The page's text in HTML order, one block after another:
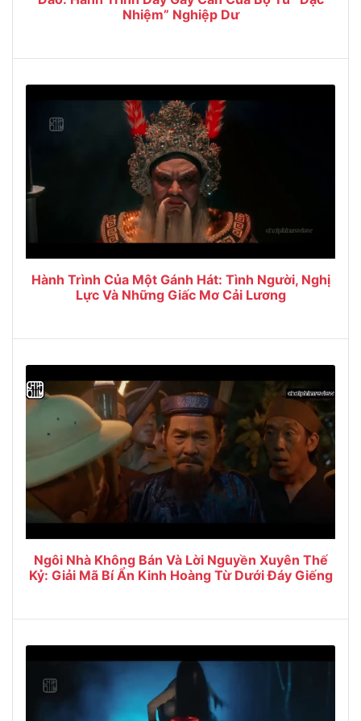
Nhiệm” Nghiệp Dư
Hành Trình Của Một Gánh Hát: Tình Người, Nghị
Lực Và Những Giấc Mơ Cải Lương
Ngôi Nhà Không Bán Và Lời Nguyền Xuyên Thế
Kỷ: Giải Mã Bí Ẩn Kinh Hoàng Từ Dưới Đáy Giếng